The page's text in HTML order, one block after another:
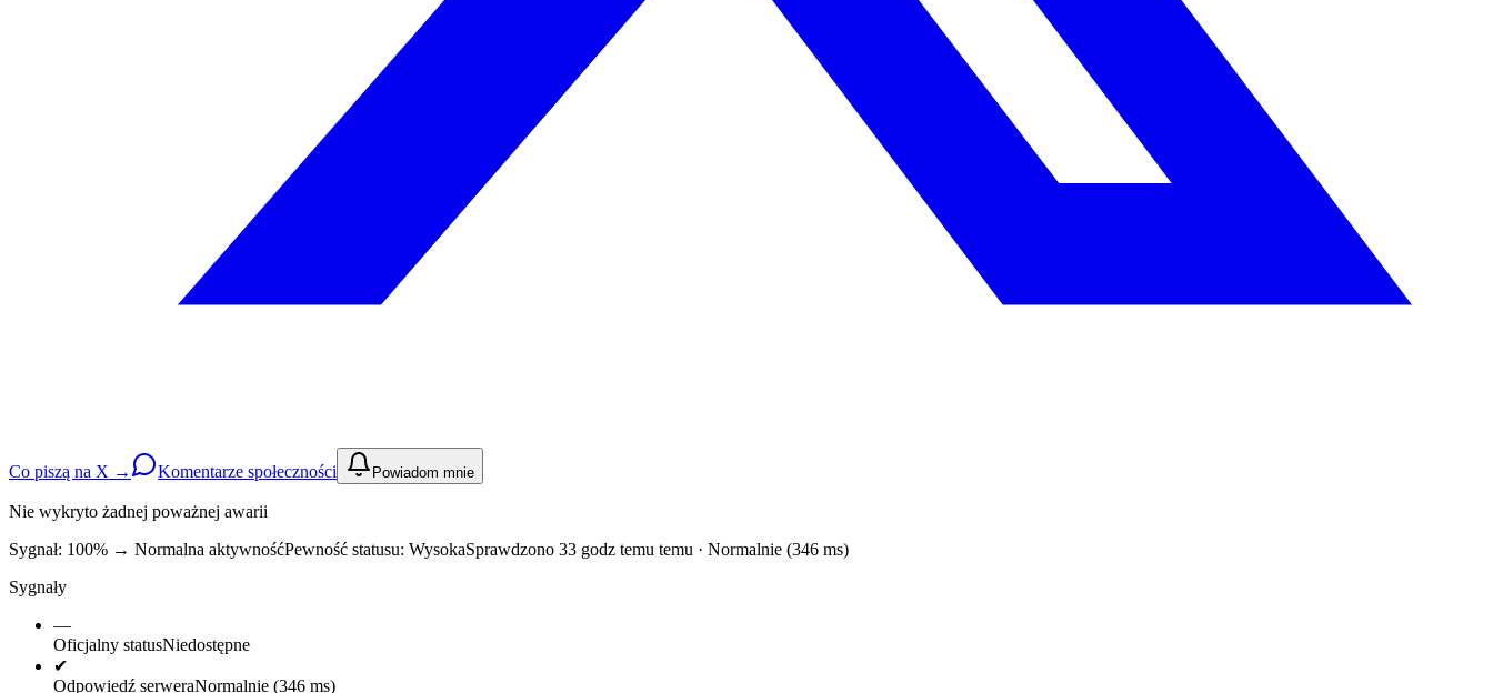
Co piszą na X → Komentarze społeczności Powiadom mnie
Nie wykryto żadnej poważnej awarii
Sygnał: 100% → Normalna aktywnośćPewność statusu: WysokaSprawdzono 33 godz temu temu · Normalnie (346 ms)
Sygnały
—
Oficjalny statusNiedostępne
✔
Odpowiedź serweraNormalnie (346 ms)